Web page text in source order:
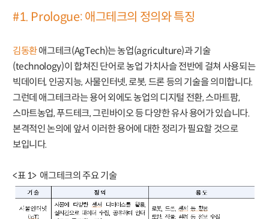
#1. Prologue: 애그테크의 정의와 특징
김동환애그테크(AgTech)는 농업(agriculture)과 기술
(technology)이 합쳐진 단어로 농업 가치사슬 전반에 걸쳐 사용되는
빅데이터, 인공지능, 사물인터넷, 로봇, 드론 등의 기술을 의미합니다.
그런데 애그테크라는 용어 외에도 농업의 디지털 전환, 스마트팜,
스마트농업, 푸드테크, 그린바이오 등 다양한 유사 용어가 있습니다.
본격적인 논의에 앞서 이러한 용어에 대한 정리가 필요할 것으로
보입니다.
<표 1> 애그테크의 주요 기술